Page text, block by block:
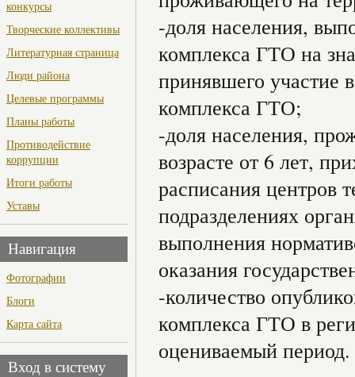
конкурсы
Творческие коллективы
Литературная страница
Люди района
Целевые программы
Планы работы
Противодействие
коррупции
Итоги работы
Уставы
Навигация
Фотографии
Блоги
Карта сайта
Вход в систему
-доля населения,
комплекса ГТО на
принявшего участие
комплекса ГТО;
-доля населения,
возрасте от 6 лет,
расписания центров
подразделениях
выполнения
оказания
-количество
комплекса ГТО в
оцениваемый период.